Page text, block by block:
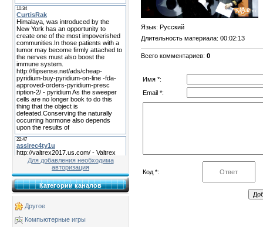
Для добавления необходима
авторизация
Категории каналов
Другое
Компьютерные игры
Язык: Русский
Длительность материала: 00:02:13
Всего комментариев: 0
Имя *:
Email *:
Код *: